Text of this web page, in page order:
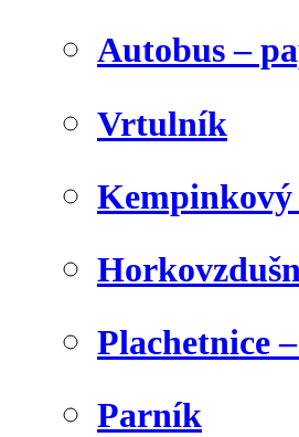
Autobus –
Vrtulník
Plachetnice
Parník